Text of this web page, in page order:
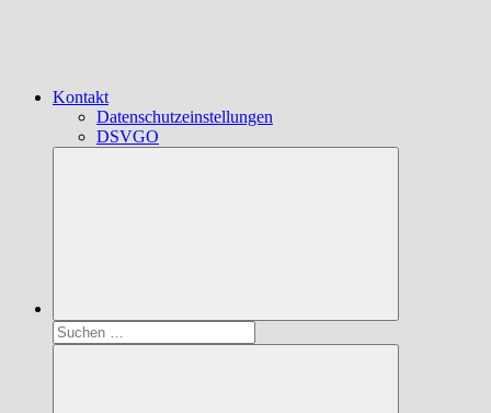
Kontakt
Datenschutzeinstellungen
DSVGO
Suchen
nach: